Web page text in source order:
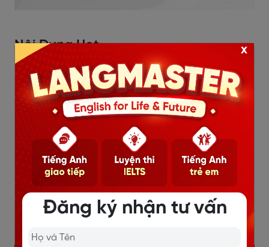
Nội Dung Hot
Đăng ký nhận tư vấn
x